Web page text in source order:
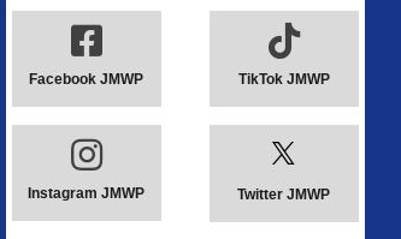
Facebook JMWP TikTok JMWP
Instagram JMWP Twitter JMWP